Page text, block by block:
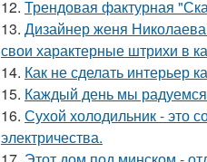
12. Трендовая фактурная
13. Дизайнер женя Николаева
свои характерные штрихи в
14. Как не сделать интерьер
15. Каждый день мы
16. Сухой холодильник - это
электричества.